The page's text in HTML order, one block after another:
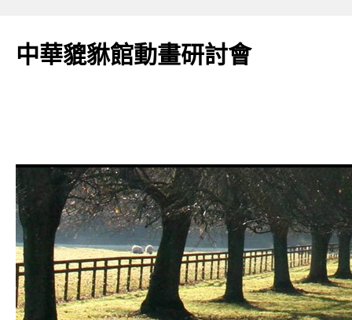
主
中華貔貅館動畫研討會